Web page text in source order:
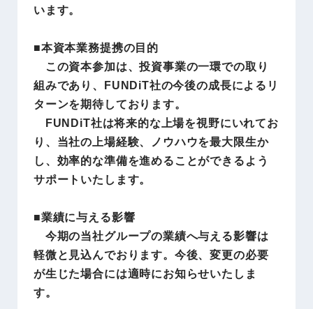
います。
■本資本業務提携の目的
この資本参加は、投資事業の一環での取り
組みであり、FUNDiT社の今後の成長によるリ
ターンを期待しております。
FUNDiT社は将来的な上場を視野にいれてお
り、当社の上場経験、ノウハウを最大限生か
し、効率的な準備を進めることができるよう
サポートいたします。
■業績に与える影響
今期の当社グループの業績へ与える影響は
軽微と見込んでおります。今後、変更の必要
が生じた場合には適時にお知らせいたしま
す。